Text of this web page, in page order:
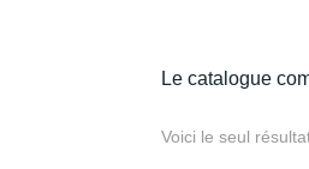
Le catalogue
Voici le seul